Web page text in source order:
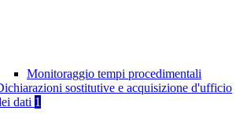
Monitoraggio tempi procedimentali
sostitutive e acquisizione d'ufficio
dati 1